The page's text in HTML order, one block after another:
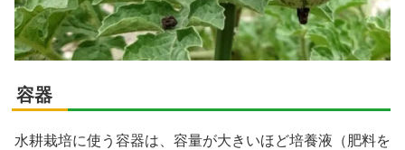
容器
水耕栽培に使う容器は、容量が大きいほど培養液（肥料を